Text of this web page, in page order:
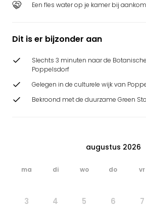
Een fles water op je kamer bij
Dit is er bijzonder aan
Slechts 3 minuten naar de
Poppelsdorf
Gelegen in de culturele wijk van
Bekroond met de duurzame Green
augustus 2026
ma di wo do vr
3
4 5 6 7